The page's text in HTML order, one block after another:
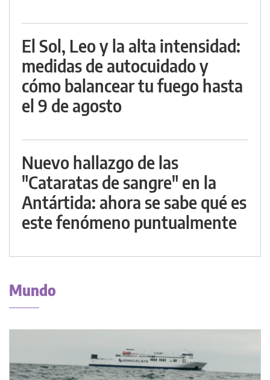
El Sol, Leo y la alta intensidad:
medidas de autocuidado y
cómo balancear tu fuego hasta
el 9 de agosto
Nuevo hallazgo de las
"Cataratas de sangre" en la
Antártida: ahora se sabe qué es
este fenómeno puntualmente
Mundo